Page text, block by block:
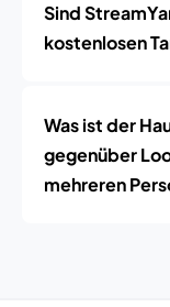
Sind
kostenlosen
Was ist der
gegenüber
mehreren